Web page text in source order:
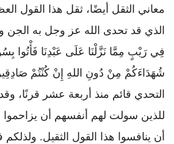
معاني الثقل أيضًا، ثقل هذا القول
الذي قد تحدى الله عز وجل به الجن
فِي رَيْبٍ مِمَّا نَزَّلْنَا عَلَى عَبْدِنَا فَأْتُوا
التحدي قائم منذ أربعة عشر قرنًا،
للذين سولت لهم أنفسهم أن يزاحموا
أن ينافسوا هذا القول الثقيل. ولذلكم